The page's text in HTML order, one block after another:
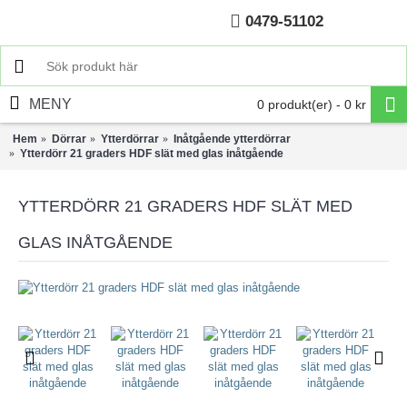
0479-51102
0 produkt(er) - 0 kr
MENY
Hem Dörrar Ytterdörrar
Inåtgående ytterdörrar
Ytterdörr 21 graders HDF slät med glas inåtgående
YTTERDÖRR 21 GRADERS HDF SLÄT MED
GLAS INÅTGÅENDE